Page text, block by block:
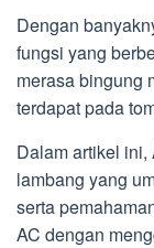
Dengan
fungsi yang
merasa bingung
terdapat pada
Dalam artikel
lambang yang
serta
AC dengan